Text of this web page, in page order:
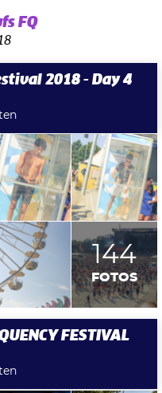
FQ
2018 - Day 4
144
FOTOS
FESTIVAL